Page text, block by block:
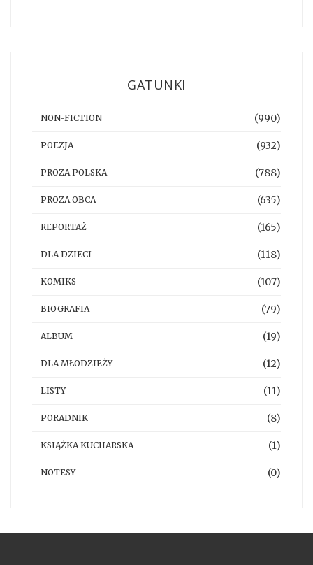
GATUNKI
NON-FICTION (990)
POEZJA (932)
PROZA POLSKA (788)
PROZA OBCA (635)
REPORTAŻ (165)
DLA DZIECI (118)
KOMIKS (107)
BIOGRAFIA (79)
ALBUM (19)
DLA MŁODZIEŻY (12)
LISTY (11)
PORADNIK (8)
KSIĄŻKA KUCHARSKA (1)
NOTESY (0)